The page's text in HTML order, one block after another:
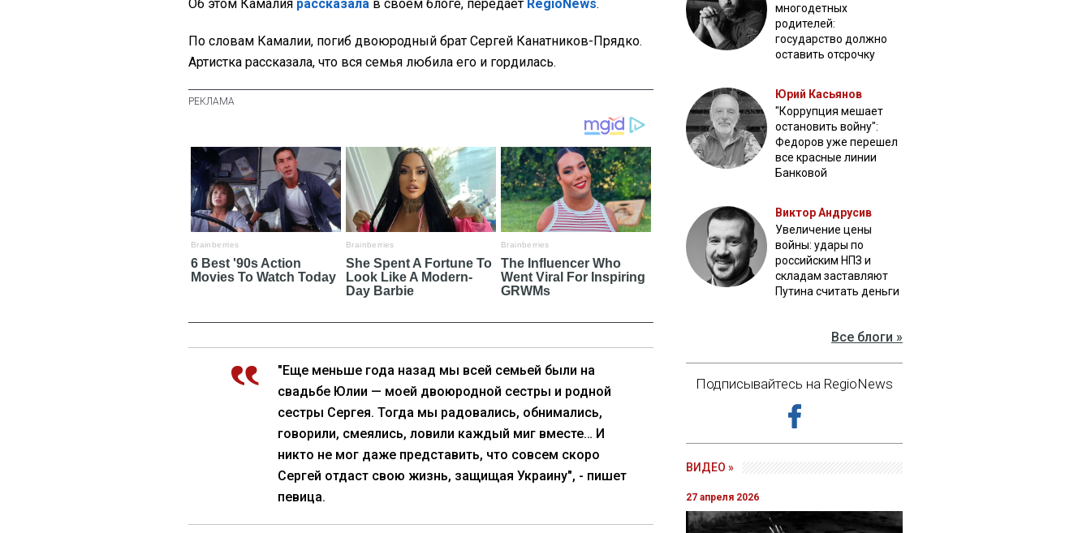
Об этом Камалия рассказала в своем блоге, передает RegioNews.
По словам Камалии, погиб двоюродный брат Сергей Канатников-Прядко.
Артистка рассказала, что вся семья любила его и гордилась.
"Еще меньше года назад мы всей семьей были на
свадьбе Юлии — моей двоюродной сестры и родной
сестры Сергея. Тогда мы радовались, обнимались,
говорили, смеялись, ловили каждый миг вместе… И
никто не мог даже представить, что совсем скоро
Сергей отдаст свою жизнь, защищая Украину", - пишет
певица.
многодетных
родителей:
государство должно
оставить отсрочку
Юрий Касьянов
"Коррупция мешает
остановить войну":
Федоров уже перешел
все красные линии
Банковой
Виктор Андрусив
Увеличение цены
войны: удары по
российским НПЗ и
складам заставляют
Путина считать деньги
Все блоги »
Подписывайтесь на RegioNews
ВИДЕО »
27 апреля 2026